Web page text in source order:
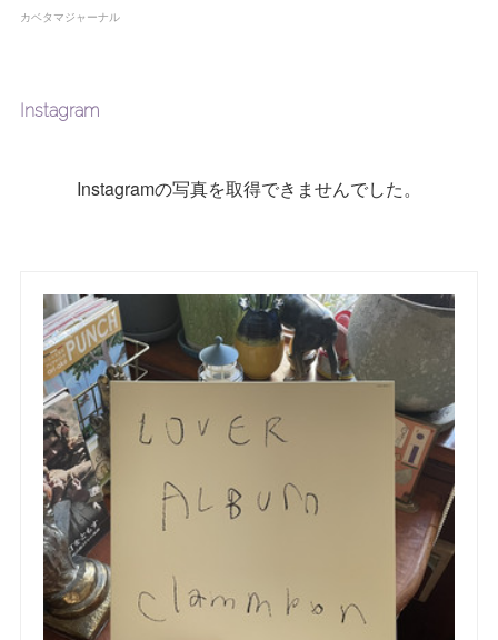
カベタマジャーナル
Instagram
Instagramの写真を取得できませんでした。